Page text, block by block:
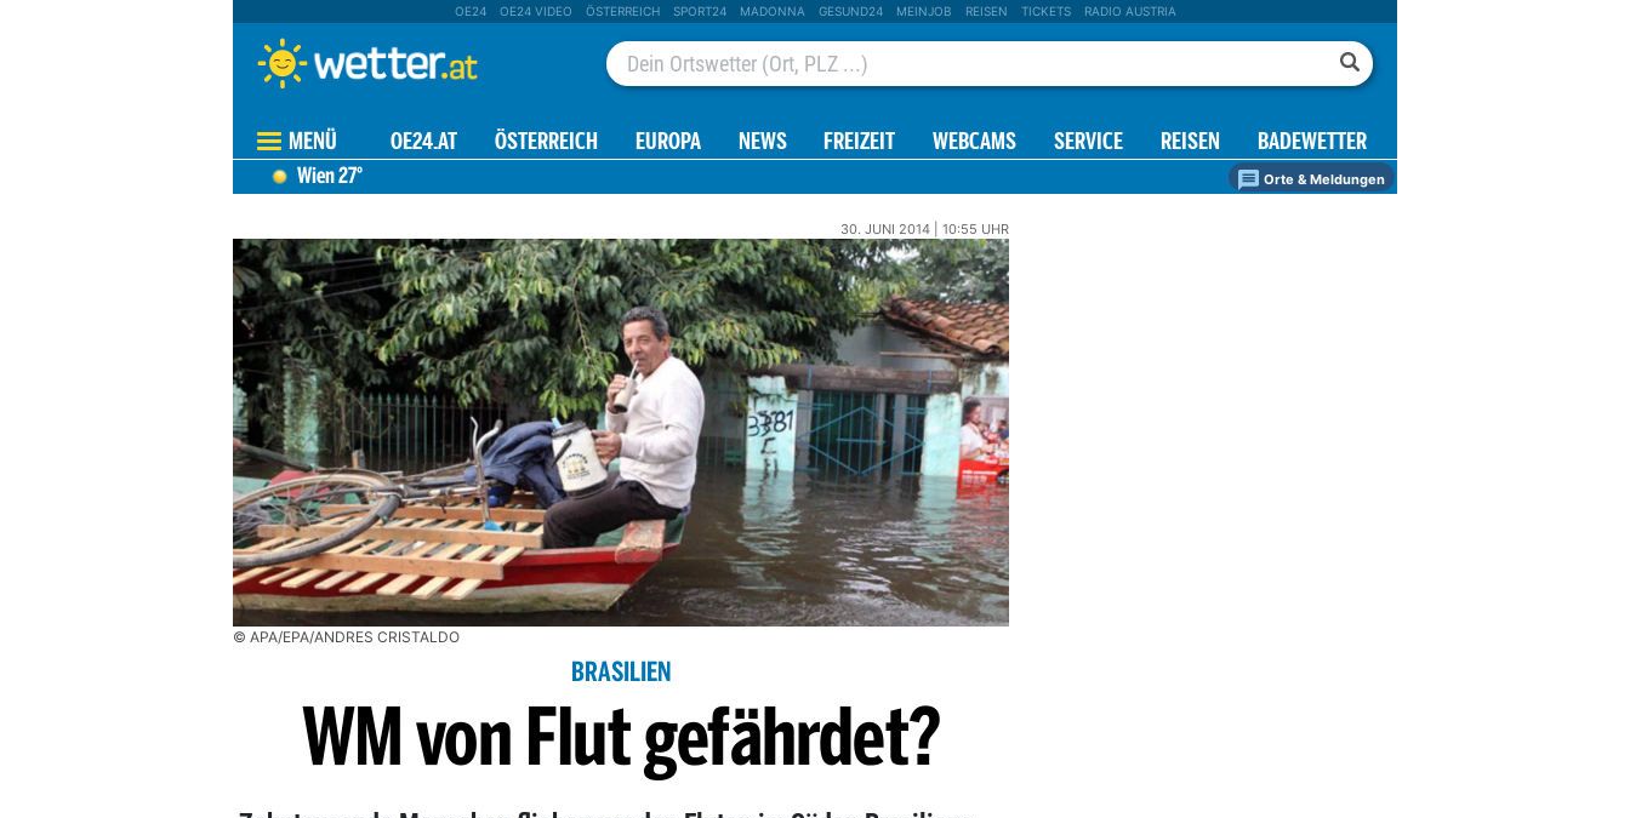
OE24 OE24 VIDEO ÖSTERREICH SPORT24 MADONNA GESUND24 MEINJOB REISEN TICKETS RADIO AUSTRIA
MENÜ OE24.AT ÖSTERREICH EUROPA NEWS FREIZEIT WEBCAMS SERVICE REISEN BADEWETTER
Wien27° Orte & Meldungen
30. JUNI 2014 | 10:55 UHR
© APA/EPA/ANDRES CRISTALDO
BRASILIEN
WM von Flut gefährdet?